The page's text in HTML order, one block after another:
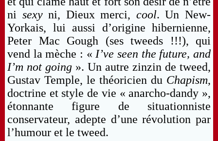
ni sexyni, Dieux merci, cool. Un New-
Yorkais, lui aussi d’origine hibernienne,
Peter Mac Gough (ses tweeds !!!), qui
vend la mèche : « I’ve seen the future, and
I’m not going ». Un autre zinzin de tweed,
Gustav Temple, le théoricien du Chapism,
doctrine et style de vie « anarcho-dandy »,
étonnante figure de situationniste
conservateur, adepte d’une révolution par
l’humour et le tweed.